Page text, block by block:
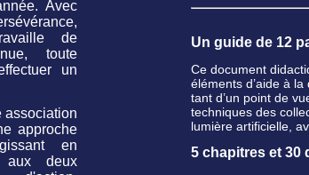
Avec
de
toute
un
association
approche
en
aux deux
Un guide de 12
Ce document
éléments d’aide à
tant d’un point de
techniques des
lumière artificielle,
5 chapitres et 30